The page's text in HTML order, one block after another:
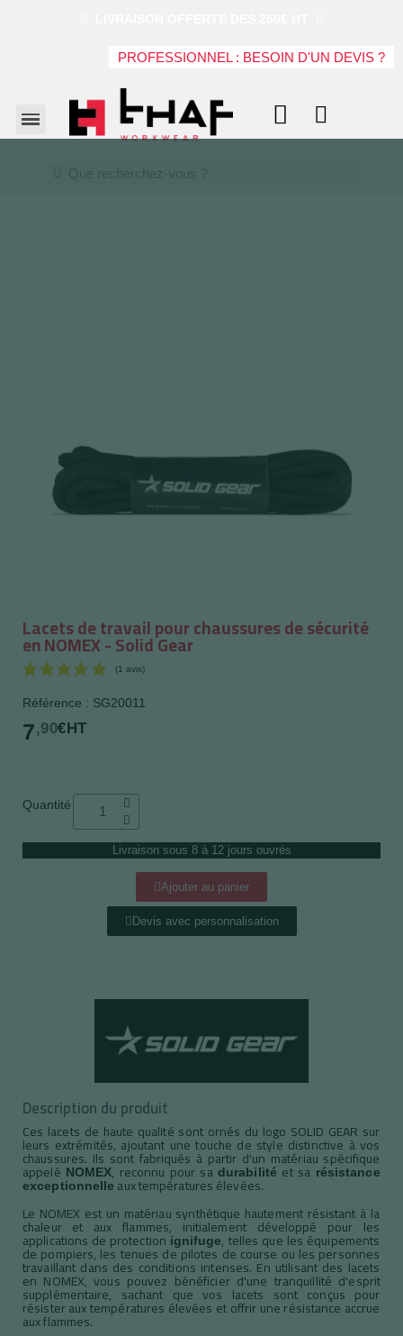
PROFESSIONNEL : BESOIN D'UN DEVIS ?
Lacets de travail pour chaussures de sécurité
en NOMEX - Solid Gear
Référence : SG20011
7,90€HT
Quantité
Livraison sous 8 à 12 jours ouvrés
Ajouter au panier
Devis avec personnalisation
Description du produit
Ces lacets de haute qualité sont ornés du logo SOLID GEAR sur
leurs extrémités, ajoutant une touche de style distinctive à vos
chaussures. Ils sont fabriqués à partir d'un matériau spécifique
appelé NOMEX, reconnu pour sa durabilité et sa résistance
exceptionnelle aux températures élevées.
Le NOMEX est un matériau synthétique hautement résistant à la
chaleur et aux flammes, initialement développé pour les
applications de protectionignifuge, telles que les équipements
de pompiers, les tenues de pilotes de course ou les personnes
travaillant dans des conditions intenses. En utilisant des lacets
en NOMEX, vous pouvez bénéficier d'une tranquillité d'esprit
supplémentaire, sachant que vos lacets sont conçus pour
résister aux températures élevées et offrir une résistance accrue
aux flammes.